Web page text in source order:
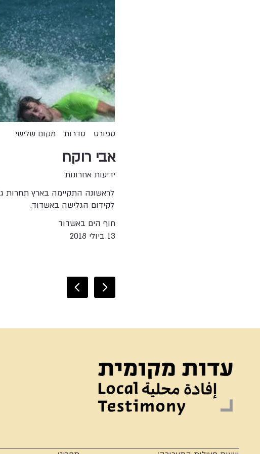
מקום שלישי סדרות ספורט
אבי רוקח
ידיעות אחרונות
לראשונה התקיימה בארץ תחרות
לקידום הגלישה באשדוד.
חוף הים באשדוד
13 ביולי 2018